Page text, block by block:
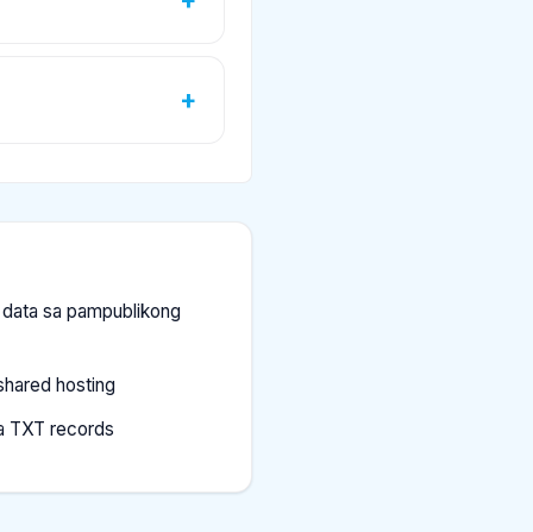
sa pampublikong
hosting
TXT records